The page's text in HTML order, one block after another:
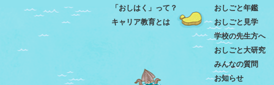
「おしはく」って？
キャリア教育とは
おしごと年鑑
おしごと見学
学校の先生方へ
おしごと大研究
みんなの質問
お知らせ